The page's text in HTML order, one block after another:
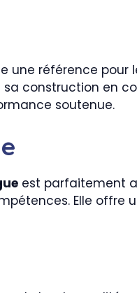
une référence pour
construction en
soutenue.
est parfaitement
Elle offre